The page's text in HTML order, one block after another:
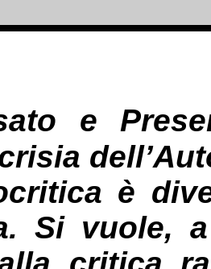
e
è
Si vuole,